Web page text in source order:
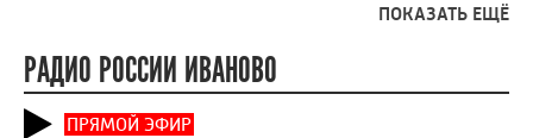
ПОКАЗАТЬ ЕЩЁ
РАДИО РОССИИ ИВАНОВО
ПРЯМОЙ ЭФИР